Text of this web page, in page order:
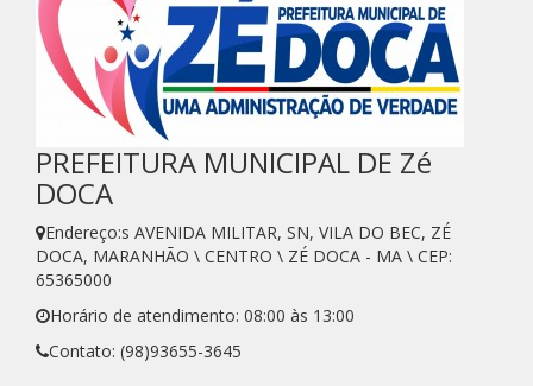
PREFEITURA MUNICIPAL DE Zé
DOCA
Endereço:s AVENIDA MILITAR, SN, VILA DO BEC, ZÉ
DOCA, MARANHÃO \ CENTRO \ ZÉ DOCA - MA \ CEP:
65365000
Horário de atendimento: 08:00 às 13:00
Contato: (98)93655-3645